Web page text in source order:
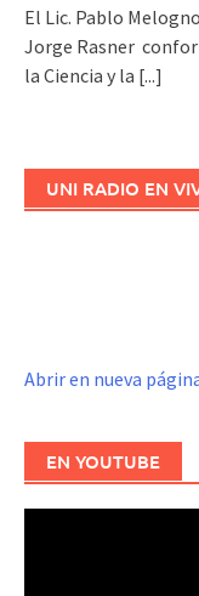
El Lic. Pablo
Jorge Rasner
la Ciencia y la [...]
UNI RADIO EN
Abrir en nueva
EN YOUTUBE